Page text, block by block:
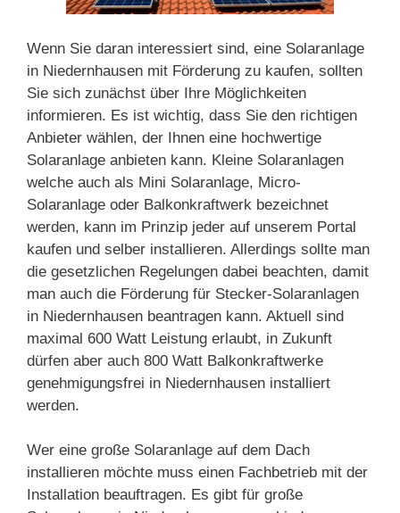
Wenn Sie daran interessiert sind, eine Solaranlage
in Niedernhausen mit Förderung zu kaufen, sollten
Sie sich zunächst über Ihre Möglichkeiten
informieren. Es ist wichtig, dass Sie den richtigen
Anbieter wählen, der Ihnen eine hochwertige
Solaranlage anbieten kann. Kleine Solaranlagen
welche auch als Mini Solaranlage, Micro-
Solaranlage oder Balkonkraftwerk bezeichnet
werden, kann im Prinzip jeder auf unserem Portal
kaufen und selber installieren. Allerdings sollte man
die gesetzlichen Regelungen dabei beachten, damit
man auch die Förderung für Stecker-Solaranlagen
in Niedernhausen beantragen kann. Aktuell sind
maximal 600 Watt Leistung erlaubt, in Zukunft
dürfen aber auch 800 Watt Balkonkraftwerke
genehmigungsfrei in Niedernhausen installiert
werden.
Wer eine große Solaranlage auf dem Dach
installieren möchte muss einen Fachbetrieb mit der
Installation beauftragen. Es gibt für große